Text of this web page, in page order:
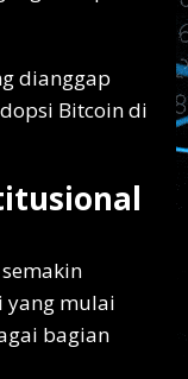
dianggap
Bitcoin di
yang mulai
bagian